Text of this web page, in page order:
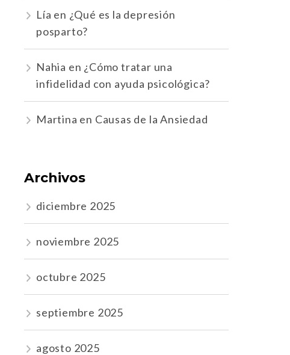
Lía en ¿Qué es la depresión
posparto?
Nahia en ¿Cómo tratar una
infidelidad con ayuda psicológica?
Martina en Causas de la Ansiedad
Archivos
diciembre 2025
noviembre 2025
octubre 2025
septiembre 2025
agosto 2025